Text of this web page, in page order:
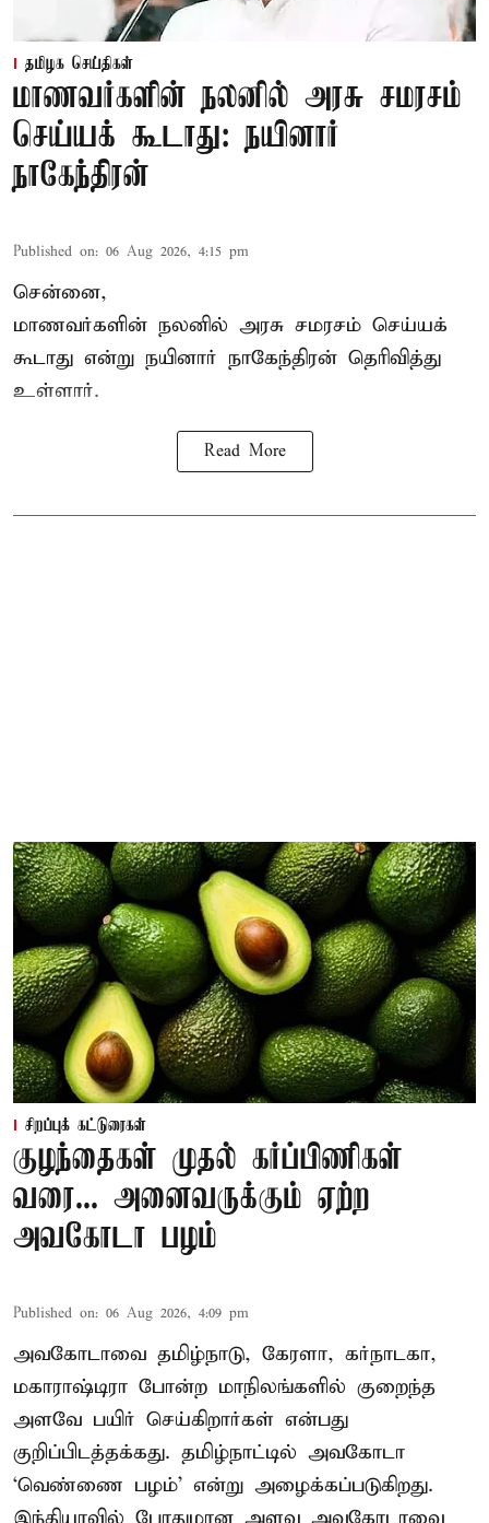
தமிழக செய்திகள்
மாணவர்களின் நலனில் அரசு சமரசம்
செய்யக் கூடாது: நயினார்
நாகேந்திரன்
Published on: 06 Aug 2026, 4:15 pm
சென்னை,
மாணவர்களின் நலனில் அரசு சமரசம் செய்யக்
கூடாது என்று நயினார் நாகேந்திரன் தெரிவித்து
உள்ளார்.
Read More
சிறப்புக் கட்டுரைகள்
குழந்தைகள் முதல் கர்ப்பிணிகள்
வரை... அனைவருக்கும் ஏற்ற
அவகோடா பழம்
Published on: 06 Aug 2026, 4:09 pm
அவகோடாவை தமிழ்நாடு, கேரளா, கர்நாடகா,
மகாராஷ்டிரா போன்ற மாநிலங்களில் குறைந்த
அளவே பயிர் செய்கிறார்கள் என்பது
குறிப்பிடத்தக்கது. தமிழ்நாட்டில் அவகோடா
‘வெண்ணை பழம்’ என்று அழைக்கப்படுகிறது.
இந்தியாவில் போதுமான அளவு அவகோடாவை